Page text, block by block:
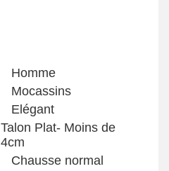
Homme
Mocassins
Elégant
Talon Plat- Moins de
4cm
Chausse normal